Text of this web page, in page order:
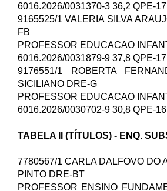
6016.2026/0031370-3 36,2 QPE-
9165525/1 VALERIA SILVA
FB
PROFESSOR EDUCACAO
6016.2026/0031879-9 37,8 QPE-
9176551/1 ROBERTA
SICILIANO DRE-G
PROFESSOR EDUCACAO
6016.2026/0030702-9 30,8 QPE-
TABELA II (TÍTULOS) - ENQ.
7780567/1 CARLA DALFOVO DO
PINTO DRE-BT
PROFESSOR ENSINO